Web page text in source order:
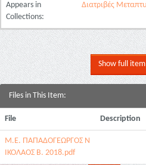
Appears in
Collections:
Διατριβές
Show full
Files in This Item:
File Description
Μ.Ε. ΠΑΠΑΔΟΓΕΩΡΓΟΣ Ν
ΙΚΟΛΑΟΣ Β. 2018.pdf